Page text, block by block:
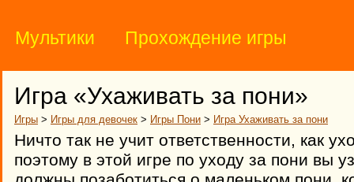
Мультики Прохождение игры
Игра «Ухаживать за пони»
Игры > Игры для девочек > Игры Пони > Игра Ухаживать за пони
Ничто так не учит ответственности, как
поэтому в этой игре по уходу за пони вы